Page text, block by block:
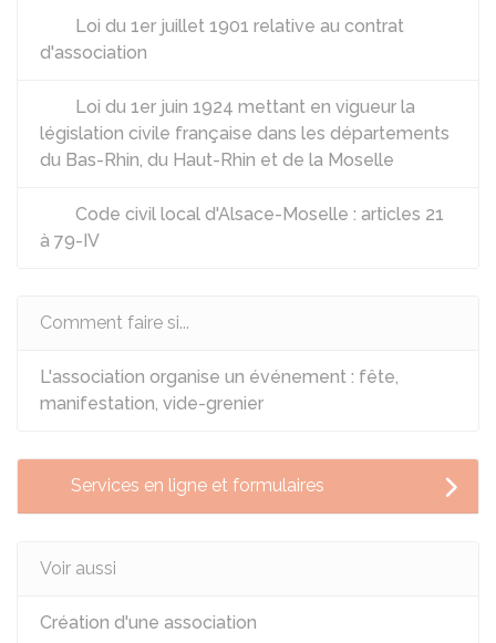
Loi du 1er juillet 1901 relative au contrat
d'association
Loi du 1er juin 1924 mettant en vigueur la
législation civile française dans les départements
du Bas-Rhin, du Haut-Rhin et de la Moselle
Code civil local d'Alsace-Moselle : articles 21
à 79-IV
Comment faire si...
L'association organise un événement : fête,
manifestation, vide-grenier
Services en ligne et formulaires
Voir aussi
Création d'une association